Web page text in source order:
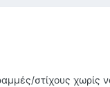
στίχους χωρίς